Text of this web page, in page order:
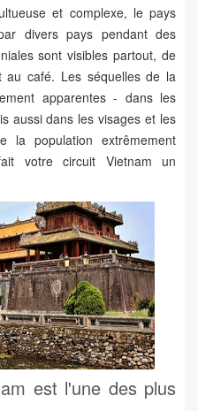
et complexe, le pays
divers pays pendant des
sont visibles partout, de
au café. Les séquelles de la
apparentes - dans les
aussi dans les visages et les
la population extrêmement
votre circuit Vietnam un
est l'une des plus